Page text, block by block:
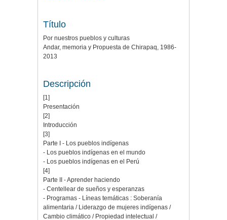
Título
Por nuestros pueblos y culturas
Andar, memoria y Propuesta de Chirapaq, 1986-
2013
Descripción
[1]
Presentación
[2]
Introducción
[3]
Parte I - Los pueblos indígenas
- Los pueblos indígenas en el mundo
- Los pueblos indígenas en el Perú
[4]
Parte II - Aprender haciendo
- Centellear de sueños y esperanzas
- Programas - Líneas temáticas : Soberanía
alimentaria / Liderazgo de mujeres indígenas /
Cambio climático / Propiedad intelectual /